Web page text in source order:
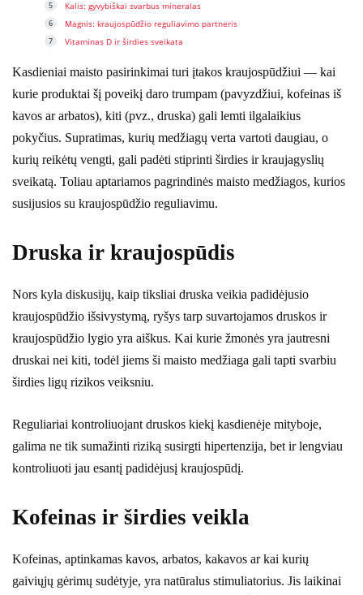
Kalis: gyvybiškai svarbus mineralas
Magnis: kraujospūdžio reguliavimo partneris
Vitaminas D ir širdies sveikata
Kasdieniai maisto pasirinkimai turi įtakos kraujospūdžiui — kai
kurie produktai šį poveikį daro trumpam (pavyzdžiui, kofeinas iš
kavos ar arbatos), kiti (pvz., druska) gali lemti ilgalaikius
pokyčius. Supratimas, kurių medžiagų verta vartoti daugiau, o
kurių reikėtų vengti, gali padėti stiprinti širdies ir kraujagyslių
sveikatą. Toliau aptariamos pagrindinės maisto medžiagos, kurios
susijusios su kraujospūdžio reguliavimu.
Druska ir kraujospūdis
Nors kyla diskusijų, kaip tiksliai druska veikia padidėjusio
kraujospūdžio išsivystymą, ryšys tarp suvartojamos druskos ir
kraujospūdžio lygio yra aiškus. Kai kurie žmonės yra jautresni
druskai nei kiti, todėl jiems ši maisto medžiaga gali tapti svarbiu
širdies ligų rizikos veiksniu.
Reguliariai kontroliuojant druskos kiekį kasdienėje mityboje,
galima ne tik sumažinti riziką susirgti hipertenzija, bet ir lengviau
kontroliuoti jau esantį padidėjusį kraujospūdį.
Kofeinas ir širdies veikla
Kofeinas, aptinkamas kavos, arbatos, kakavos ar kai kurių
gaiviųjų gėrimų sudėtyje, yra natūralus stimuliatorius. Jis laikinai